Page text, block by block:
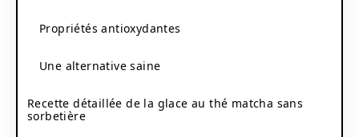
Propriétés antioxydantes
Une alternative saine
Recette détaillée de la glace au thé matcha sans
sorbetière